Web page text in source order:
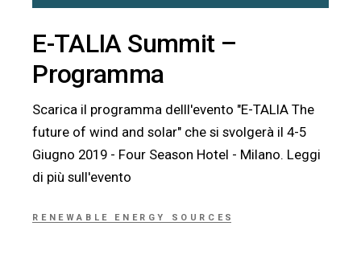
E-TALIA Summit –
Programma
Scarica il programma delll'evento "E-TALIA The
future of wind and solar" che si svolgerà il 4-5
Giugno 2019 - Four Season Hotel - Milano. Leggi
di più sull'evento
RENEWABLE ENERGY SOURCES